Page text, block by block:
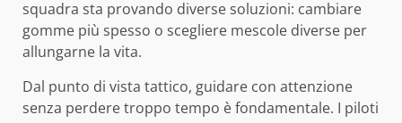
squadra sta provando diverse soluzioni: cambiare
gomme più spesso o scegliere mescole diverse per
allungarne la vita.
Dal punto di vista tattico, guidare con attenzione
senza perdere troppo tempo è fondamentale. I piloti